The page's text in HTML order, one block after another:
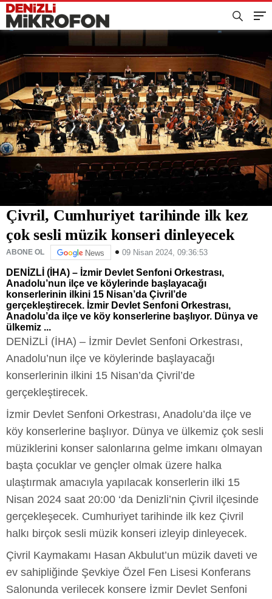
Çivril, Cumhuriyet tarihinde ilk kez
çok sesli müzik konseri dinleyecek
ABONE OL News 09 Nisan 2024, 09:36:53
DENİZLİ (İHA) – İzmir Devlet Senfoni Orkestrası,
Anadolu’nun ilçe ve köylerinde başlayacağı
konserlerinin ilkini 15 Nisan’da Çivril’de
gerçekleştirecek. İzmir Devlet Senfoni Orkestrası,
Anadolu’da ilçe ve köy konserlerine başlıyor. Dünya ve
ülkemiz ...
DENİZLİ (İHA) – İzmir Devlet Senfoni Orkestrası,
Anadolu’nun ilçe ve köylerinde başlayacağı
konserlerinin ilkini 15 Nisan’da Çivril’de
gerçekleştirecek.
İzmir Devlet Senfoni Orkestrası, Anadolu’da ilçe ve
köy konserlerine başlıyor. Dünya ve ülkemiz çok sesli
müziklerini konser salonlarına gelme imkanı olmayan
başta çocuklar ve gençler olmak üzere halka
ulaştırmak amacıyla yapılacak konserlerin ilki 15
Nisan 2024 saat 20:00 ‘da Denizli’nin Çivril ilçesinde
gerçekleşecek. Cumhuriyet tarihinde ilk kez Çivril
halkı birçok sesli müzik konseri izleyip dinleyecek.
Çivril Kaymakamı Hasan Akbulut’un müzik daveti ve
ev sahipliğinde Şevkiye Özel Fen Lisesi Konferans
Salonunda verilecek konsere İzmir Devlet Senfoni